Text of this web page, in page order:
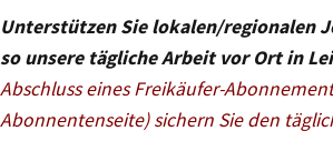
Unterstützen Sie lokalen/regionalen
so unsere tägliche Arbeit vor Ort in
Abschluss eines Freikäufer-
Abonnentenseite) sichern Sie den